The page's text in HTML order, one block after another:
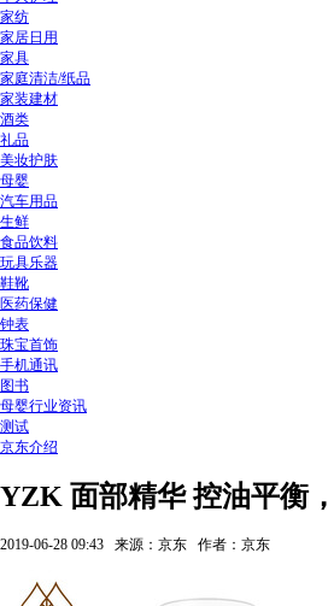
家纺
家居日用
家具
家庭清洁/纸品
家装建材
酒类
礼品
美妆护肤
母婴
汽车用品
生鲜
食品饮料
玩具乐器
鞋靴
医药保健
钟表
珠宝首饰
手机通讯
图书
母婴行业资讯
测试
京东介绍
YZK 面部精华 控油平衡
2019-06-28 09:43 来源：京东 作者：京东